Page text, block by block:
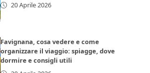
20 Aprile 2026
Favignana, cosa vedere e come
organizzare il viaggio: spiagge, dove
dormire e consigli utili